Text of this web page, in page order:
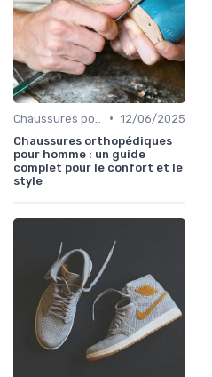
• 12/06/2025
Chaussures orthopédiques
pour homme : un guide
complet pour le confort et le
style